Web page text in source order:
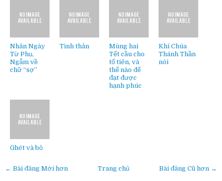
Nhân Ngày
Từ Phụ,
Ngẫm về
chữ “sợ”
Tình thân
Mùng hai
Tết cầu cho
tổ tiên, và
thể nào để
đạt được
hạnh phúc
Khi Chúa
Thánh Thần
nói
Ghét và bỏ
← Bài đăng Mới hơn Bài đăng Cũ hơn →
Trang chủ